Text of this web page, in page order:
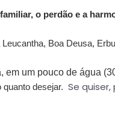
o perdão e a
Boa Deusa,
em um pouco de água
desejar. Se